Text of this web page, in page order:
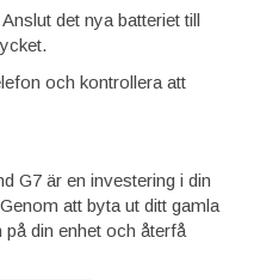
Anslut det nya batteriet till
och kontrollera att
G7 är en investering i din
att byta ut ditt gamla
på din enhet och återfå